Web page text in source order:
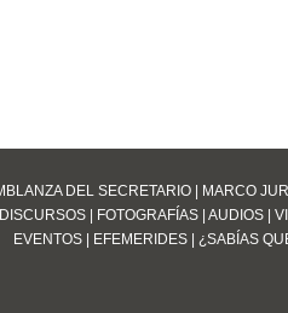
DEL SECRETARIO
MARCO
DISCURSOS| FOTOGRAFÍAS| AUDIOS|
EVENTOS
EFEMERIDES ¿SABÍAS